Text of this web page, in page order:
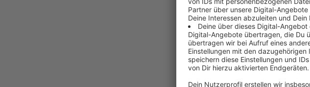
Anzeige
Auf dem